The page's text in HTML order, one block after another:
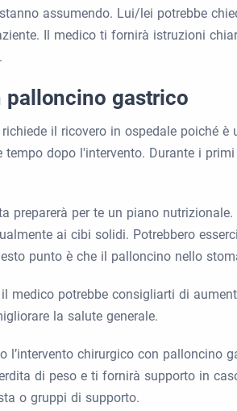
assumendo. Lui/lei potrebbe
Il medico ti fornirà istruzioni
palloncino gastrico
il ricovero in ospedale poiché
dopo l'intervento. Durante i
preparerà per te un piano
ai cibi solidi. Potrebbero
punto è che il palloncino nello
medico potrebbe consigliarti di
la salute generale.
chirurgico con palloncino
di peso e ti fornirà supporto in
o gruppi di supporto.